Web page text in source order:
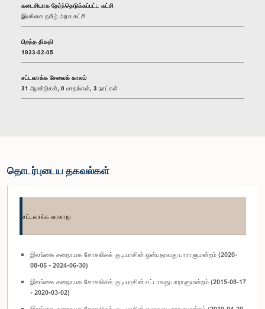
கடைசியாக தேர்ந்தெடுக்கப்பட்ட கட்சி
இலங்கை தமிழ் அரசு கட்சி
பிறந்த திகதி
1933-02-05
சட்டவாக்க சேவைக் காலம்
31 ஆண்டுகள், 0 மாதங்கள், 3 நாட்கள்
தொடர்புடைய தகவல்கள்
சட்டவாக்க வரலாறு
இலங்கை சனநாயக சோசலிசக் குடியரசின் ஒன்பதாவது பாராளுமன்றம் (2020-
08-05 - 2024-06-30)
இலங்கை சனநாயக சோசலிசக் குடியரசின் எட்டாவது பாராளுமன்றம் (2015-08-17
- 2020-03-02)